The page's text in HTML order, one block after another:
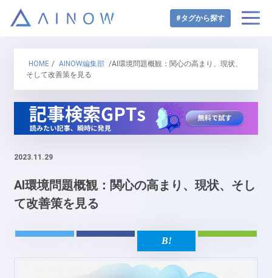
#タグから探す
HOME / AINOW編集部 /AI環境問題概観：関心の高まり、現状、
そして改善策を見る
2023.11.29
AI環境問題概観：関心の高まり、現状、そし
て改善策を見る